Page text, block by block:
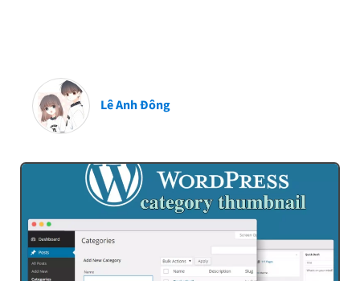
Lê Anh Đông